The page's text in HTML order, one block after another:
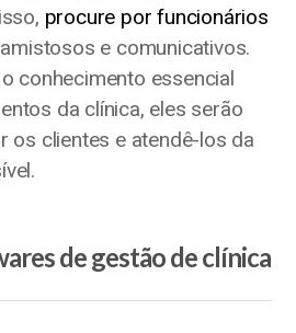
procure por funcionários
e comunicativos.
conhecimento essencial
da clínica, eles serão
os clientes e atendê-los da
de gestão de clínica